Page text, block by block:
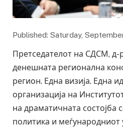
Published: Saturday,
Претседателот на СДСМ,
денешната регионална
регион. Една визија. Една
организација на
на драматичната состојба
политика и меѓународниот